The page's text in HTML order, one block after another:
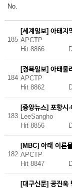
No.
185
[세계일보] 아태지
APCTP
Hit 8866
184
[경북일보] 아태물
APCTP
Hit 8862
183
[중앙뉴스] 포항시
LeeSangho
Hit 8856
182
[MBC] 아태 이론
APCTP
Hit 8847
[대구신문] 공진욱